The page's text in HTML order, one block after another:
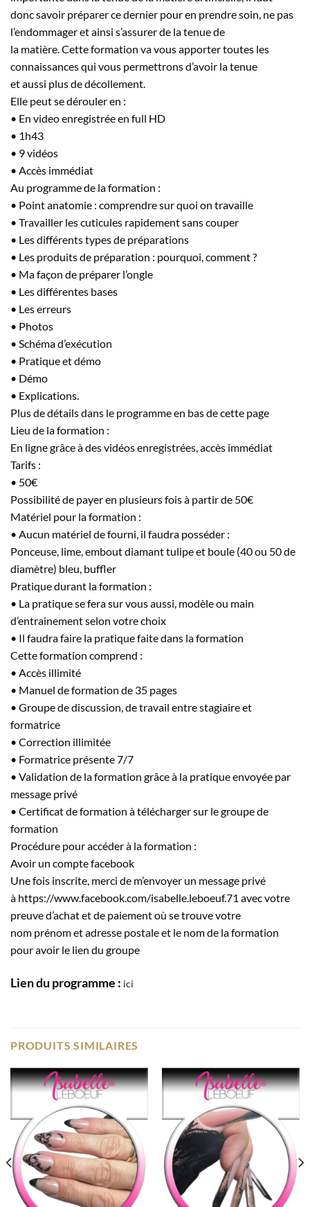
donc savoir préparer ce dernier pour en prendre soin, ne pas
l’endommager et ainsi s’assurer de la tenue de
la matière. Cette formation va vous apporter toutes les
connaissances qui vous permettrons d’avoir la tenue
et aussi plus de décollement.
Elle peut se dérouler en :
• En video enregistrée en full HD
• 1h43
• 9 vidéos
• Accès immédiat
Au programme de la formation :
• Point anatomie : comprendre sur quoi on travaille
• Travailler les cuticules rapidement sans couper
• Les différents types de préparations
• Les produits de préparation : pourquoi, comment ?
• Ma façon de préparer l’ongle
• Les différentes bases
• Les erreurs
• Photos
• Schéma d’exécution
• Pratique et démo
• Démo
• Explications.
Plus de détails dans le programme en bas de cette page
Lieu de la formation :
En ligne grâce à des vidéos enregistrées, accès immédiat
Tarifs :
• 50€
Possibilité de payer en plusieurs fois à partir de 50€
Matériel pour la formation :
• Aucun matériel de fourni, il faudra posséder :
Ponceuse, lime, embout diamant tulipe et boule (40 ou 50 de
diamètre) bleu, buffler
Pratique durant la formation :
• La pratique se fera sur vous aussi, modèle ou main
d’entrainement selon votre choix
• Il faudra faire la pratique faite dans la formation
Cette formation comprend :
• Accès illimité
• Manuel de formation de 35 pages
• Groupe de discussion, de travail entre stagiaire et
formatrice
• Correction illimitée
• Formatrice présente 7/7
• Validation de la formation grâce à la pratique envoyée par
message privé
• Certificat de formation à télécharger sur le groupe de
formation
Procédure pour accéder à la formation :
Avoir un compte facebook
Une fois inscrite, merci de m’envoyer un message privé
à https://www.facebook.com/isabelle.leboeuf.71 avec votre
preuve d’achat et de paiement où se trouve votre
nom prénom et adresse postale et le nom de la formation
pour avoir le lien du groupe
Lien du programme : ici
PRODUITS SIMILAIRES